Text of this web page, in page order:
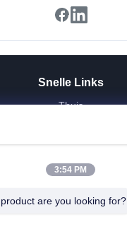
Snelle Links
Thuis
Videos
Fabrieksreis
Kwaliteitscontrole
3:54 PM
are you looking for?